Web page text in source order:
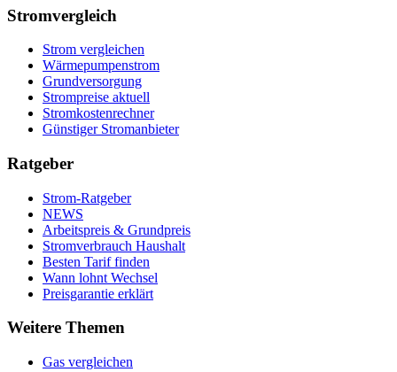
Stromvergleich
Strom vergleichen
Wärmepumpenstrom
Grundversorgung
Strompreise aktuell
Stromkostenrechner
Günstiger Stromanbieter
Ratgeber
Strom-Ratgeber
NEWS
Arbeitspreis & Grundpreis
Stromverbrauch Haushalt
Besten Tarif finden
Wann lohnt Wechsel
Preisgarantie erklärt
Weitere Themen
Gas vergleichen